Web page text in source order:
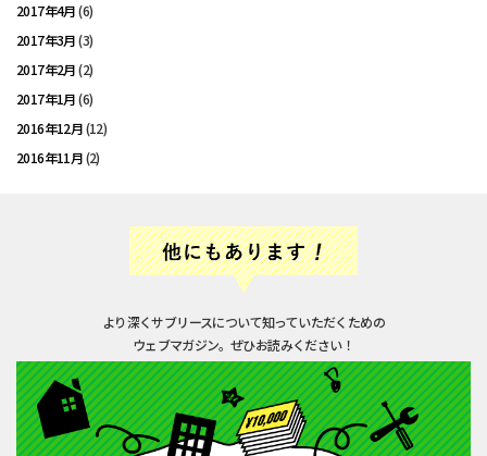
2017年4月(6)
2017年3月(3)
2017年2月(2)
2017年1月(6)
2016年12月(12)
2016年11月(2)
より深くサブリースについて知っていただくための
ウェブマガジン。ぜひお読みください！